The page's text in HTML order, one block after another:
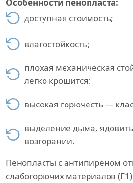
Особенности пенопласта:
доступная стоимость;
влагостойкость;
плохая механическая
легко крошится;
высокая горючесть —
выделение дыма,
возгорании.
Пенопласты с антипиреном
слабогорючих материалов